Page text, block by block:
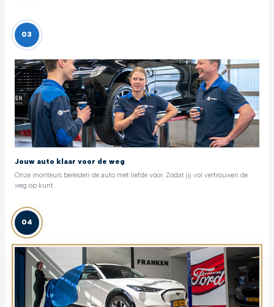
03
Jouw auto klaar voor de weg
Onze monteurs bereiden de auto met liefde voor. Zodat jij vol vertrouwen de
weg op kunt.
04